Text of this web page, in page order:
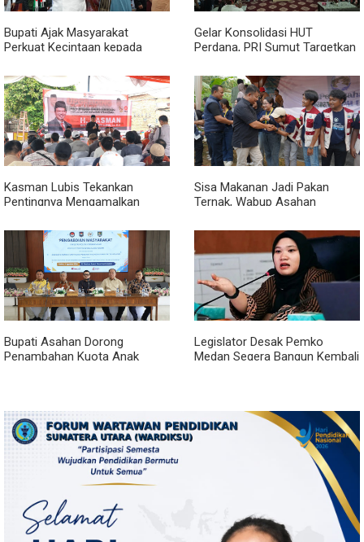
Bupati Ajak Masyarakat
Perkuat Kecintaan kepada
Bersholawat
Gelar Konsolidasi HUT
Perdana, PRI Sumut Targetkan
Kasman Lubis Tekankan
Pentingnya Mengamalkan
Bernegara Dalam Kehidupan
Sisa Makanan Jadi Pakan
Ternak, Wabup Asahan
Bupati Asahan Dorong
Penambahan Kuota Anak
Legislator Desak Pemko
Medan Segera Bangun Kembali